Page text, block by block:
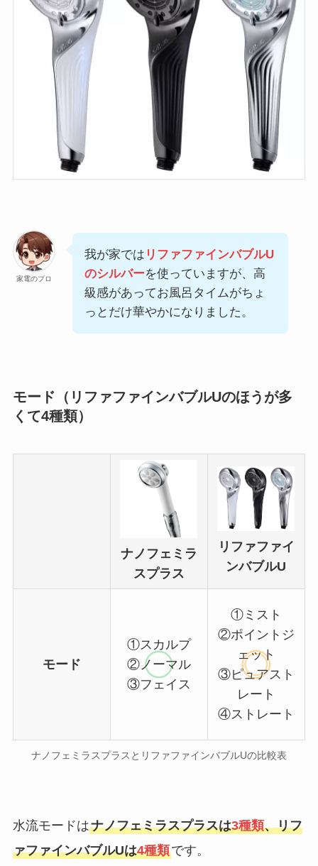
家電のプロ
我が家では リファファインバブルU
のシルバーを使っていますが、高
級感があってお風呂タイムがちょ
っとだけ華やかになりました。
モード（リファファインバブルUのほうが多
くて4種類）
ナノフェミラ
スプラス
リファファイ
ンバブルU
モード
①スカルプ
②ノーマル
③フェイス
①ミスト
②ポイントジ
ェット
③ピュアスト
レート
④ストレート
ナノフェミラスプラスとリファファインバブルUの比較表
水流モードはナノフェミラスプラスは3種類、リフ
ァファインバブルUは4種類です。